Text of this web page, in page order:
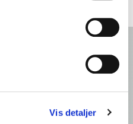
Vis detaljer